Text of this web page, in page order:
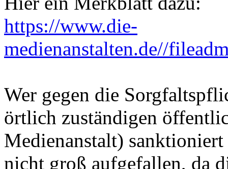
https://www.die-
medienanstalten.de//
Wer gegen die
örtlich zuständigen
Medienanstalt)
nicht groß aufgefallen, da